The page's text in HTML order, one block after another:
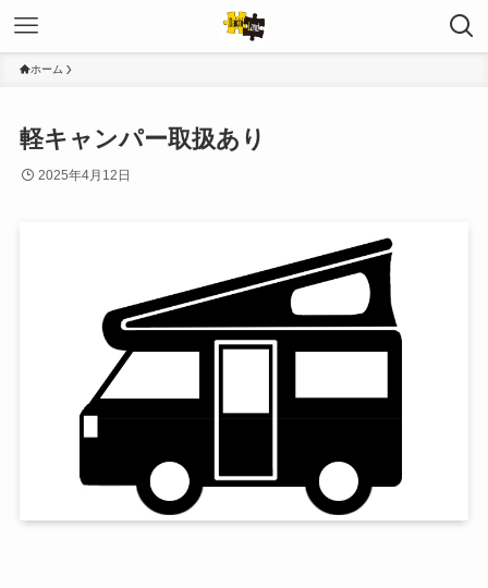
ホーム
軽キャンパー取扱あり
2025年4月12日